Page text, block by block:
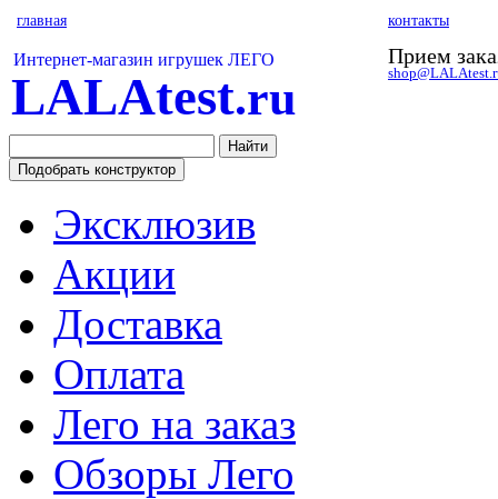
главная контакты
Интернет-магазин игрушек ЛЕГО
LALAtest.ru
Прием
Эксклюзив
Акции
Доставка
Оплата
Лего на заказ
Обзоры Лего